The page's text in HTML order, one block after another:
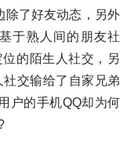
除了好友动态，另外
于熟人间的朋友社
的陌生人社交，另
交输给了自家兄弟
户的手机QQ却为何